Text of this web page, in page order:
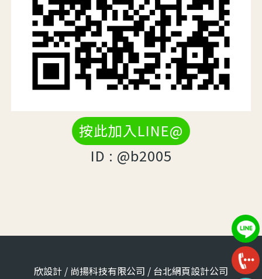
按此加入LINE@
ID : @b2005
欣設計 / 尚揚科技有限公司 / 台北網頁設計公司